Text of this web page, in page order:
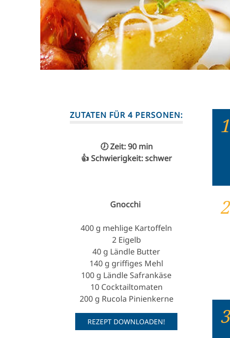
ZUTATEN FÜR 4 PERSONEN:
🕖 Zeit: 90 min
👍 Schwierigkeit: schwer
Gnocchi
400 g mehlige Kartoffeln
2 Eigelb
40 g Ländle Butter
140 g griffiges Mehl
100 g Ländle Safrankäse
10 Cocktailtomaten
200 g Rucola Pinienkerne
REZEPT DOWNLOADEN!
1
2
3